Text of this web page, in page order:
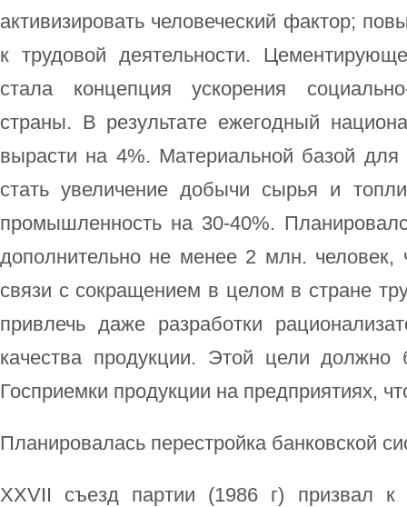
активизировать человеческий фактор;
к трудовой деятельности.
стала концепция ускорения
страны. В результате ежегодный
вырасти на 4%. Материальной базой
стать увеличение добычи сырья и
промышленность на 30-40%.
дополнительно не менее 2 млн.
связи с сокращением в целом в стране
привлечь даже разработки
качества продукции. Этой цели
Госприемки продукции на предприятиях,
Планировалась перестройка банковской
XXVII съезд партии (1986 г) призвал